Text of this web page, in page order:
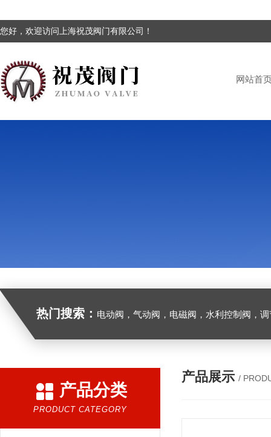
您好，欢迎访问上海祝茂阀门有限公司！
网站首
热门搜索： 电动阀，气动阀，电磁阀，水利控制阀，调节
产品分类
PRODUCT CATEGORY
产品展示 /